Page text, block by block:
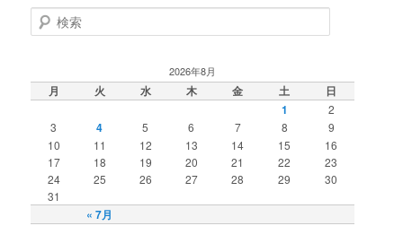
検
索
2026年8月
月 火 水 木 金 土 日
« 7月
1
2
3
4 5 6 7 8
9
10
11 12 13 14 15
16
17
18 19 20 21 22
23
24
25 26 27 28 29
30
31